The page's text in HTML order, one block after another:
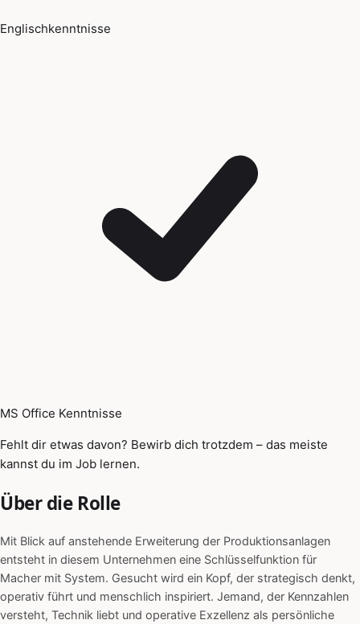
Englischkenntnisse
MS Office Kenntnisse
Fehlt dir etwas davon? Bewirb dich trotzdem – das meiste
kannst du im Job lernen.
Über die Rolle
Mit Blick auf anstehende Erweiterung der Produktionsanlagen
entsteht in diesem Unternehmen eine Schlüsselfunktion für
Macher mit System. Gesucht wird ein Kopf, der strategisch denkt,
operativ führt und menschlich inspiriert. Jemand, der Kennzahlen
versteht, Technik liebt und operative Exzellenz als persönliche